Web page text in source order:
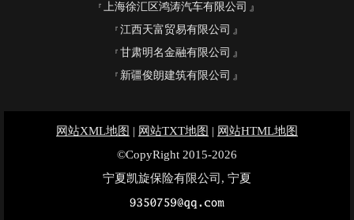
上海徐汇区鸿涛汽车有限公司
江西天富贸易有限公司
甘肃明名金融有限公司
新疆俊朗建筑有限公司
网站XML地图 | 网站TXT地图 | 网站HTML地图
©CopyRight 2015-2026
宁夏凯旋保险有限公司, 宁夏